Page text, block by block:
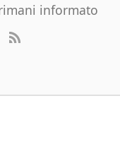
informato